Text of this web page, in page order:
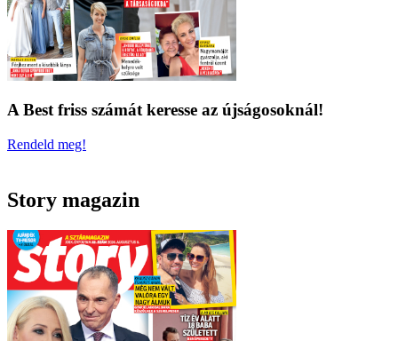
A Best friss számát keresse az újságosoknál!
Rendeld meg!
Story magazin